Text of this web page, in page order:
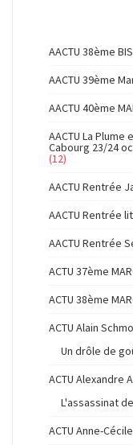
AACTU 38ème
AACTU 39ème
AACTU 40ème
AACTU La
Cabourg 23/24
(12)
AACTU Rentrée
AACTU Rentrée
AACTU Rentrée
ACTU 37ème
ACTU 38ème
ACTU Alain
Un drôle de
ACTU Alexandre
L'assassinat
ACTU Anne-